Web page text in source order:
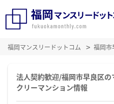
福岡マンスリードットコム 福岡市
法人契約歓迎/福岡市早良区
クリーマンション情報